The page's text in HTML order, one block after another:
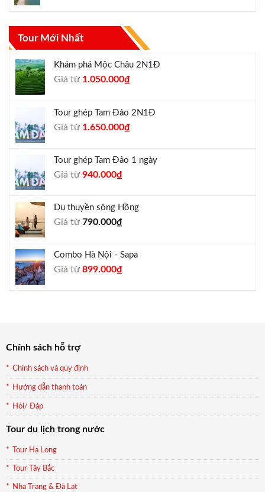
Tour Mới Nhất
Khám phá Mộc Châu 2N1Đ
Giá từ Giá
1.300.000₫.
1.050.000₫Giá
là:
Tour ghép Tam Đảo 2N1Đ
Giá từ Giá
1.800.000₫.
1.650.000₫Giá
là:
Tour ghép Tam Đảo 1 ngày
Giá từGiá
1.000.000₫.
940.000₫Giá
là:
Du thuyền sông Hồng
Giá từ790.000₫
Combo Hà Nội - Sapa
Giá từGiá
899.000₫Giá
Chính sách hỗ trợ
Chính sách và quy định
Hướng dẫn thanh toán
Hỏi/ Đáp
Tour du lịch trong nước
Tour Hạ Long
Tour Tây Bắc
Nha Trang & Đà Lạt